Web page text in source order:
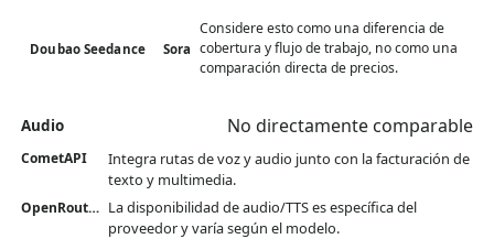
Doubao Seedance Sora
Considere esto como una diferencia de
cobertura y flujo de trabajo, no como una
comparación directa de precios.
Audio No directamente comparable
CometAPI
Integra rutas de voz y audio junto con la facturación de
texto y multimedia.
OpenRouter La disponibilidad de audio/TTS es específica del
proveedor y varía según el modelo.